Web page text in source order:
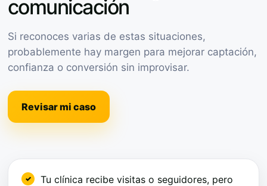
comunicación
Si reconoces varias de estas situaciones,
probablemente hay margen para mejorar captación,
confianza o conversión sin improvisar.
Revisar mi caso
Tu clínica recibe visitas o seguidores, pero